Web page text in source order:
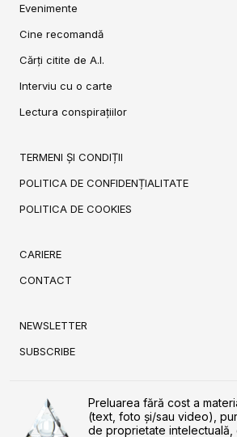
Evenimente
Cine recomandă
Cărți citite de A.I.
Interviu cu o carte
Lectura conspirațiilor
TERMENI ȘI CONDIȚII
POLITICA DE CONFIDENȚIALITATE
POLITICA DE COOKIES
CARIERE
CONTACT
NEWSLETTER
SUBSCRIBE
Preluarea fără cost a
(text, foto și/sau video),
de proprietate